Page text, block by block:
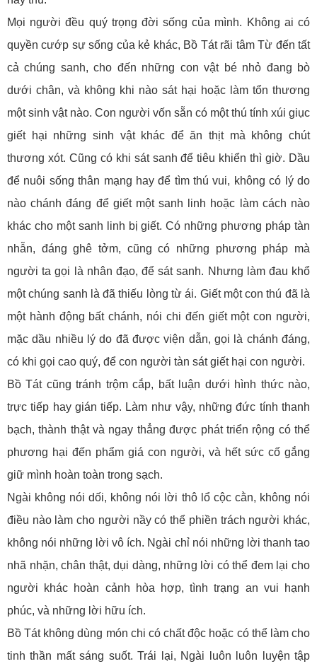
Mọi người đều quý trọng đời sống của mình. Không ai có
quyền cướp sự sống của kẻ khác, Bồ Tát rãi tâm Từ đến tất
cả chúng sanh, cho đến những con vật bé nhỏ đang bò
dưới chân, và không khi nào sát hại hoặc làm tổn thương
một sinh vật nào. Con người vốn sẵn có một thú tính xúi giục
giết hại những sinh vật khác để ăn thịt mà không chút
thương xót. Cũng có khi sát sanh để tiêu khiển thì giờ. Dầu
để nuôi sống thân mạng hay để tìm thú vui, không có lý do
nào chánh đáng để giết một sanh linh hoặc làm cách nào
khác cho một sanh linh bị giết. Có những phương pháp tàn
nhẫn, đáng ghê tởm, cũng có những phương pháp mà
người ta gọi là nhân đạo, để sát sanh. Nhưng làm đau khổ
một chúng sanh là đã thiếu lòng từ ái. Giết một con thú đã là
một hành động bất chánh, nói chi đến giết một con người,
mặc dầu nhiều lý do đã được viện dẫn, gọi là chánh đáng,
có khi gọi cao quý, để con người tàn sát giết hại con người.
Bồ Tát cũng tránh trộm cắp, bất luận dưới hình thức nào,
trực tiếp hay gián tiếp. Làm như vậy, những đức tính thanh
bạch, thành thật và ngay thẳng được phát triển rộng có thể
phương hại đến phẩm giá con người, và hết sức cố gắng
giữ mình hoàn toàn trong sạch.
Ngài không nói dối, không nói lời thô lổ cộc cằn, không nói
điều nào làm cho người nầy có thể phiền trách người khác,
không nói những lời vô ích. Ngài chỉ nói những lời thanh tao
nhã nhặn, chân thật, dụi dàng, những lời có thể đem lại cho
người khác hoàn cảnh hòa hợp, tình trạng an vui hạnh
phúc, và những lời hữu ích.
Bồ Tát không dùng món chi có chất độc hoặc có thể làm cho
tinh thần mất sáng suốt. Trái lại, Ngài luôn luôn luyện tập